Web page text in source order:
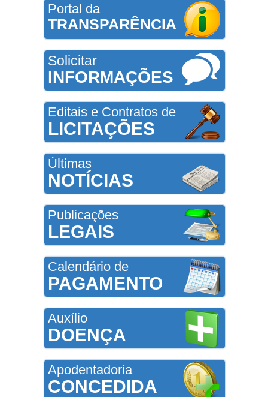
Portal da
TRANSPARÊNCIA
Solicitar
INFORMAÇÕES
Editais e Contratos de
LICITAÇÕES
Últimas
NOTÍCIAS
Publicações
LEGAIS
Calendário de
PAGAMENTO
Auxílio
DOENÇA
Apodentadoria
CONCEDIDA